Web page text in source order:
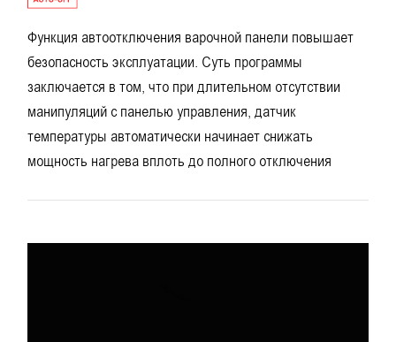
Функция автоотключения варочной панели повышает
безопасность эксплуатации. Суть программы
заключается в том, что при длительном отсутствии
манипуляций с панелью управления, датчик
температуры автоматически начинает снижать
мощность нагрева вплоть до полного отключения